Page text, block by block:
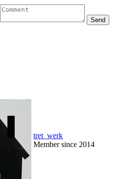
tret_werk
Member since 2014